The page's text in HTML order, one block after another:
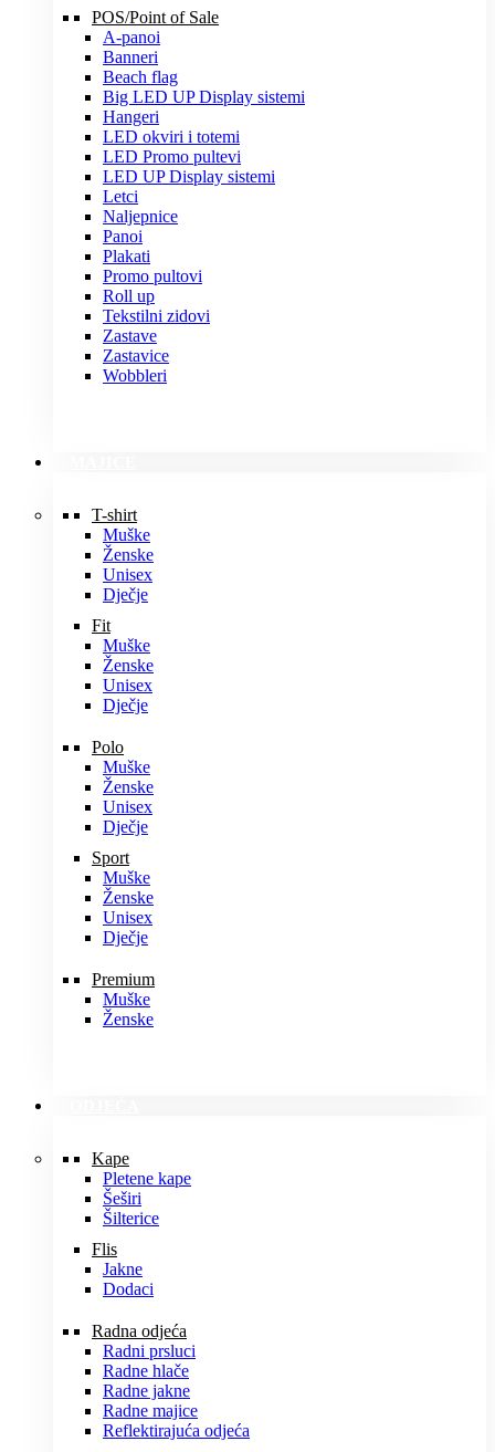
POS/Point of Sale
A-panoi
Banneri
Beach flag
Big LED UP Display sistemi
Hangeri
LED okviri i totemi
LED Promo pultevi
LED UP Display sistemi
Letci
Naljepnice
Panoi
Plakati
Promo pultovi
Roll up
Tekstilni zidovi
Zastave
Zastavice
Wobbleri
T-shirt
Muške
Ženske
Unisex
Dječje
Fit
Muške
Ženske
Unisex
Dječje
Polo
Muške
Ženske
Unisex
Dječje
Sport
Muške
Ženske
Unisex
Dječje
Premium
Muške
Ženske
Kape
Pletene kape
Šeširi
Šilterice
Flis
Jakne
Dodaci
Radna odjeća
Radni prsluci
Radne hlače
Radne jakne
Radne majice
Reflektirajuća odjeća